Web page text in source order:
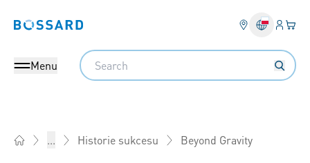
Bossard homepage Login
Menu
Search
... Historie sukcesu Beyond Gravity